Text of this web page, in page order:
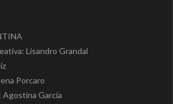
Lisandro Grandal
Porcaro
García